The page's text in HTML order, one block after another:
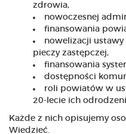
zdrowia,
nowoczesnej
finansowania
nowelizacji
pieczy zastępczej,
finansowania
dostępności
roli powiatów w
20-lecie ich
Każde z nich opisujemy
Wiedzieć.